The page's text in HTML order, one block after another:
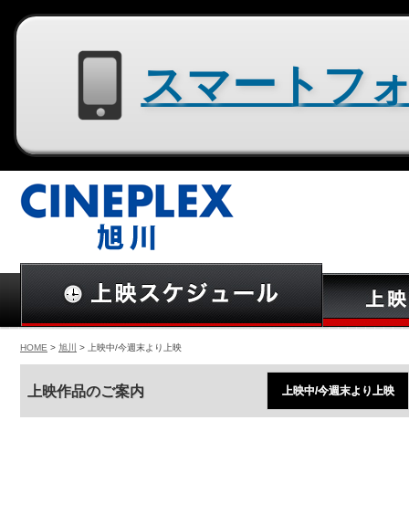
HOME > 旭川 > 上映中/今週末より上映
上映作品のご案内 上映中/今週末より上映